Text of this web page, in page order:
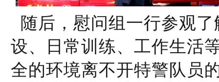
随后，慰问组一行参观
设、日常训练、工作生活
全的环境离不开特警队员